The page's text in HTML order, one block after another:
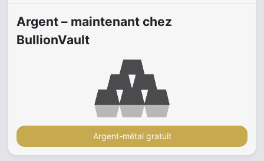
Argent – maintenant chez
BullionVault
Argent-métal gratuit